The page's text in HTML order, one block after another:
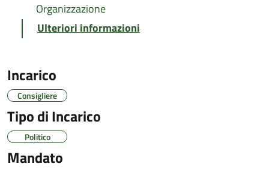
Organizzazione
Ulteriori informazioni
Incarico
Consigliere
Tipo di Incarico
Politico
Mandato